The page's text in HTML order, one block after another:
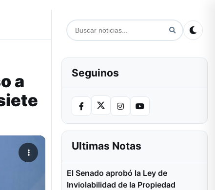
a
Seguinos
Ultimas Notas
El Senado aprobó la Ley de
Inviolabilidad de la Propiedad